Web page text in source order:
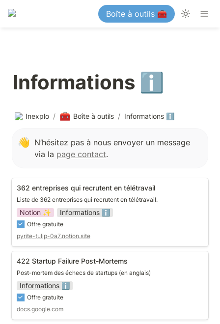
Boîte à outils 🧰
Informations ℹ️
Inexplo / 🧰 Boîte à outils / Informations ℹ️
👋 N’hésitez pas à nous envoyer un message
via la page contact.
362 entreprises qui recrutent en télétravail
362 entreprises qui recrutent en télétravail
Liste de 362 entreprises qui recrutent en télétravail.
Notion ✨ Informations ℹ️
Offre gratuite
pyrite-tulip-0a7.notion.site
422 Startup Failure Post-Mortems
422 Startup Failure Post-Mortems
Post-mortem des échecs de startups (en anglais)
Informations ℹ️
Offre gratuite
docs.google.com